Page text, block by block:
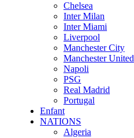
Chelsea
Inter Milan
Inter Miami
Liverpool
Manchester City
Manchester United
Napoli
PSG
Real Madrid
Portugal
Enfant
NATIONS
Algeria